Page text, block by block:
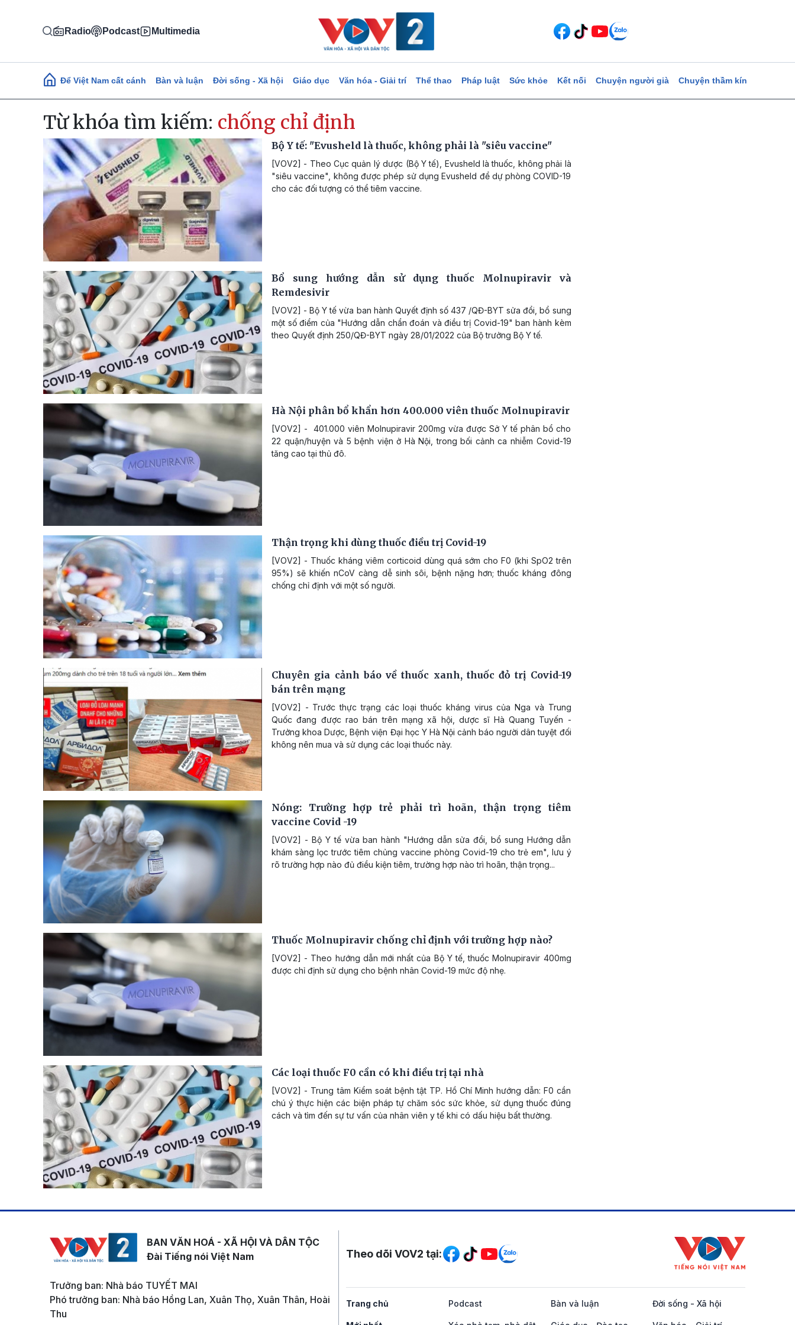
Radio Podcast Multimedia
Main navigation
Để Việt Nam cất cánh Bàn và luận Đời sống - Xã hội Giáo dục Văn hóa - Giải trí Thể thao Pháp luật Sức khỏe Kết nối Chuyện người già Chuyện thầm kín
Từ khóa tìm kiếm: chống chỉ định
Bộ Y tế: "Evusheld là thuốc, không phải là "siêu vaccine"
[VOV2] - Theo Cục quản lý dược (Bộ Y tế), Evusheld là thuốc, không phải là
"siêu vaccine", không được phép sử dụng Evusheld để dự phòng COVID-19
cho các đối tượng có thể tiêm vaccine.
Bổ sung hướng dẫn sử dụng thuốc Molnupiravir và
Remdesivir
[VOV2] - Bộ Y tế vừa ban hành Quyết định số 437 /QĐ-BYT sửa đổi, bổ sung
một số điểm của "Hướng dẫn chẩn đoán và điều trị Covid-19" ban hành kèm
theo Quyết định 250/QĐ-BYT ngày 28/01/2022 của Bộ trưởng Bộ Y tế.
Hà Nội phân bổ khẩn hơn 400.000 viên thuốc Molnupiravir
[VOV2] - 401.000 viên Molnupiravir 200mg vừa được Sở Y tế phân bổ cho
22 quận/huyện và 5 bệnh viện ở Hà Nội, trong bối cảnh ca nhiễm Covid-19
tăng cao tại thủ đô.
Thận trọng khi dùng thuốc điều trị Covid-19
[VOV2] - Thuốc kháng viêm corticoid dùng quá sớm cho F0 (khi SpO2 trên
95%) sẽ khiến nCoV càng dễ sinh sôi, bệnh nặng hơn; thuốc kháng đông
chống chỉ định với một số người.
Chuyên gia cảnh báo về thuốc xanh, thuốc đỏ trị Covid-19
bán trên mạng
[VOV2] - Trước thực trạng các loại thuốc kháng virus của Nga và Trung
Quốc đang được rao bán trên mạng xã hội, dược sĩ Hà Quang Tuyến -
Trưởng khoa Dược, Bệnh viện Đại học Y Hà Nội cảnh báo người dân tuyệt đối
không nên mua và sử dụng các loại thuốc này.
Nóng: Trường hợp trẻ phải trì hoãn, thận trọng tiêm
vaccine Covid -19
[VOV2] - Bộ Y tế vừa ban hành "Hướng dẫn sửa đổi, bổ sung Hướng dẫn
khám sàng lọc trước tiêm chủng vaccine phòng Covid-19 cho trẻ em", lưu ý
rõ trường hợp nào đủ điều kiện tiêm, trường hợp nào trì hoãn, thận trọng...
Thuốc Molnupiravir chống chỉ định với trường hợp nào?
[VOV2] - Theo hướng dẫn mới nhất của Bộ Y tế, thuốc Molnupiravir 400mg
được chỉ định sử dụng cho bệnh nhân Covid-19 mức độ nhẹ.
Các loại thuốc F0 cần có khi điều trị tại nhà
[VOV2] - Trung tâm Kiểm soát bệnh tật TP. Hồ Chí Minh hướng dẫn: F0 cần
chú ý thực hiện các biện pháp tự chăm sóc sức khỏe, sử dụng thuốc đúng
cách và tìm đến sự tư vấn của nhân viên y tế khi có dấu hiệu bất thường.
BAN VĂN HOÁ - XÃ HỘI VÀ DÂN TỘC
Đài Tiếng nói Việt Nam
Trưởng ban: Nhà báo TUYẾT MAI
Phó trưởng ban: Nhà báo Hồng Lan, Xuân Thọ, Xuân Thân, Hoài
Thu
Mạng xã hội
Theo dõi VOV2 tại:
Trang chủ Podcast Bàn và luận Đời sống - Xã hội